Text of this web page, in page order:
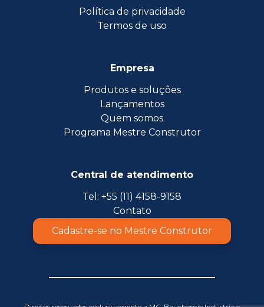
Política de privacidade
Termos de uso
Empresa
Produtos e soluções
Lançamentos
Quem somos
Programa Mestre Construtor
Central de atendimento
Tel: +55 (11) 4158-9158
Contato
Cadastre-se no Mestre Construtor